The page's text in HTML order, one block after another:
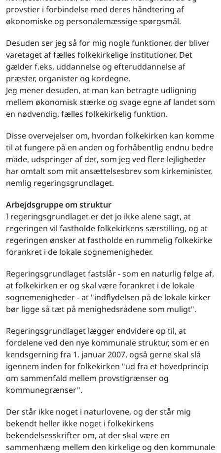
provstier i forbindelse med deres håndtering af
økonomiske og personalemæssige spørgsmål.
Desuden ser jeg så for mig nogle funktioner, der bliver
varetaget af fælles folkekirkelige institutioner. Det
gælder f.eks. uddannelse og efteruddannelse af
præster, organister og kordegne.
Jeg mener desuden, at man kan betragte udligning
mellem økonomisk stærke og svage egne af landet som
en nødvendig, fælles folkekirkelig funktion.
Disse overvejelser om, hvordan folkekirken kan komme
til at fungere på en anden og forhåbentlig endnu bedre
måde, udspringer af det, som jeg ved flere lejligheder
har omtalt som mit ansættelsesbrev som kirkeminister,
nemlig regeringsgrundlaget.
Arbejdsgruppe om struktur
I regeringsgrundlaget er det jo ikke alene sagt, at
regeringen vil fastholde folkekirkens særstilling, og at
regeringen ønsker at fastholde en rummelig folkekirke
forankret i de lokale sognemenigheder.
Regeringsgrundlaget fastslår - som en naturlig følge af,
at folkekirken er og skal være forankret i de lokale
sognemenigheder - at "indflydelsen på de lokale kirker
bør ligge så tæt på menighedsrådene som muligt".
Regeringsgrundlaget lægger endvidere op til, at
fordelene ved den nye kommunale struktur, som er en
kendsgerning fra 1. januar 2007, også gerne skal slå
igennem inden for folkekirken "ud fra et hovedprincip
om sammenfald mellem provstigrænser og
kommunegrænser".
Der står ikke noget i naturlovene, og der står mig
bekendt heller ikke noget i folkekirkens
bekendelsesskrifter om, at der skal være en
sammenhæng mellem den kirkelige og den kommunale